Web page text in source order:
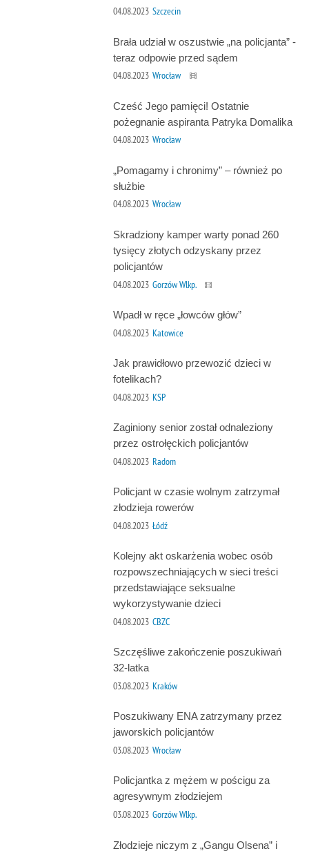
04.08.2023 Szczecin
Brała udział w oszustwie „na policjanta” -
teraz odpowie przed sądem
04.08.2023 Wrocław
Cześć Jego pamięci! Ostatnie
pożegnanie aspiranta Patryka Domalika
04.08.2023 Wrocław
„Pomagamy i chronimy” – również po
służbie
04.08.2023 Wrocław
Skradziony kamper warty ponad 260
tysięcy złotych odzyskany przez
policjantów
04.08.2023 Gorzów Wlkp.
Wpadł w ręce „łowców głów”
04.08.2023 Katowice
Jak prawidłowo przewozić dzieci w
fotelikach?
04.08.2023 KSP
Zaginiony senior został odnaleziony
przez ostrołęckich policjantów
04.08.2023 Radom
Policjant w czasie wolnym zatrzymał
złodzieja rowerów
04.08.2023 Łódź
Kolejny akt oskarżenia wobec osób
rozpowszechniających w sieci treści
przedstawiające seksualne
wykorzystywanie dzieci
04.08.2023 CBZC
Szczęśliwe zakończenie poszukiwań
32-latka
03.08.2023 Kraków
Poszukiwany ENA zatrzymany przez
jaworskich policjantów
03.08.2023 Wrocław
Policjantka z mężem w pościgu za
agresywnym złodziejem
03.08.2023 Gorzów Wlkp.
Złodzieje niczym z „Gangu Olsena” i